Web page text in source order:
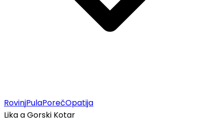
RovinjPulaPorečOpatija
Lika a Gorski Kotar